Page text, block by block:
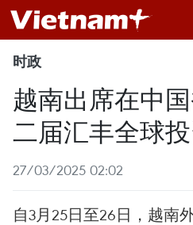
时政
越南出席在中
二届汇丰全球
27/03/2025 02:02
自3月25日至26日，越南